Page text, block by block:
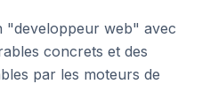
"developpeur web" avec
concrets et des
par les moteurs de